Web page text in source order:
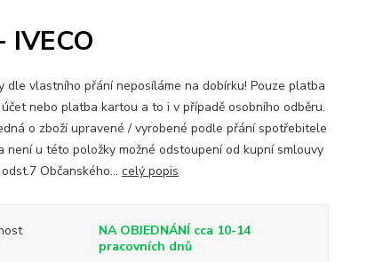
dle vlastního přání neposíláme na dobírku! Pouze platba
nebo platba kartou a to i v případě osobního odběru.
o zboží upravené / vyrobené podle přání spotřebitele
není u této položky možné odstoupení od kupní smlouvy
Občanského... celý popis
NA OBJEDNÁNÍ cca 10-14
pracovních dnů